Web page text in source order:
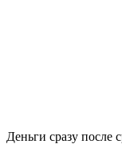
Деньги сразу после